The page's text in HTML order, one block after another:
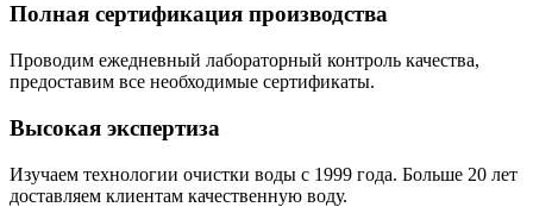
Полная сертификация производства
Проводим ежедневный лабораторный контроль качества,
предоставим все необходимые сертификаты.
Высокая экспертиза
Изучаем технологии очистки воды с 1999 года. Больше 20 лет
доставляем клиентам качественную воду.